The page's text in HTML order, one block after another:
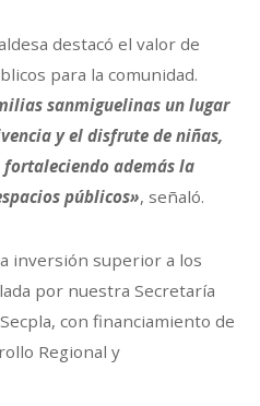
destacó el valor de
para la comunidad.
sanmiguelinas un lugar
y el disfrute de niñas,
fortaleciendo además la
públicos», señaló.
inversión superior a los
por nuestra Secretaría
con financiamiento de
Regional y